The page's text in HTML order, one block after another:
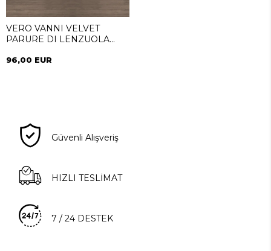
VERO VANNI VELVET
PARURE DI LENZUOLA
96,00 EUR
Güvenli Alışveriş
HIZLI TESLİMAT
7 / 24 DESTEK